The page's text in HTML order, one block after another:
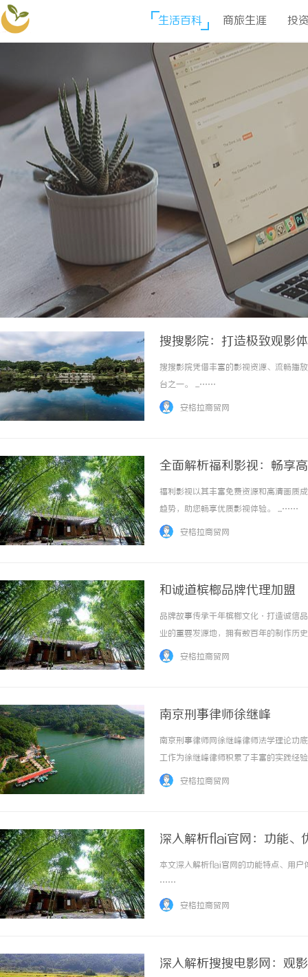
生活百科 商旅生涯 投
搜搜影院：打造极致观影
搜搜影院凭借丰富的影视资源、流畅播
台之一。 ...……
安格拉商贸网
全面解析福利影视：畅享
福利影视以其丰富免费资源和高清画质
趋势，助您畅享优质影视体验。 ...……
安格拉商贸网
和诚道槟榔品牌代理加盟
品牌故事传承千年槟榔文化·打造诚信
业的重要发源地，拥有数百年的制作历
科技有限公司秉承"和而不同，诚信才是
安格拉商贸网
南京刑事律师徐继峰
南京刑事律师网徐继峰律师法学理论功
工作为徐继峰律师积累了丰富的实践经
事情着手，经济审判培养他从大局出发
安格拉商贸网
深入解析flai官网：功能、
本文深入解析flai官网的功能特点、用户
……
安格拉商贸网
深入解析搜搜电影网：观
揭秘！专业充电桩项目软件开发商，究竟藏着
哪些行业秘诀？
开店最怕“搜